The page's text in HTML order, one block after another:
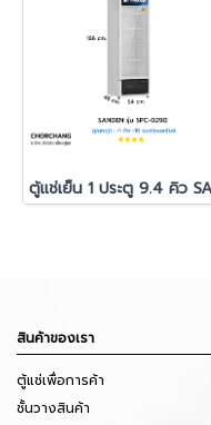
สินค้าของเรา
ตู้แช่เพื่อการค้า
ชั้นวางสินค้า